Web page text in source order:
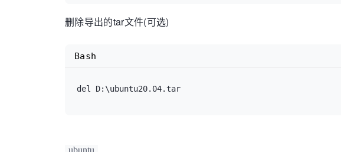
删除导出的tar文件(可选)
Bash
ubuntu